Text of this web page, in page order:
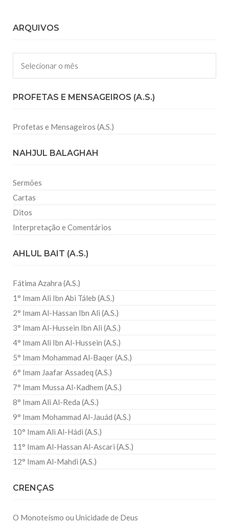
ARQUIVOS
Arquivos
PROFETAS E MENSAGEIROS (A.S.)
Profetas e Mensageiros (A.S.)
NAHJUL BALAGHAH
Sermões
Cartas
Ditos
Interpretação e Comentários
AHLUL BAIT (A.S.)
Fátima Azahra (A.S.)
1° Imam Ali Ibn Abi Táleb (A.S.)
2° Imam Al-Hassan Ibn Ali (A.S.)
3° Imam Al-Hussein Ibn Ali (A.S.)
4° Imam Ali Ibn Al-Hussein (A.S.)
5° Imam Mohammad Al-Baqer (A.S.)
6° Imam Jaafar Assadeq (A.S.)
7° Imam Mussa Al-Kadhem (A.S.)
8° Imam Ali Al-Reda (A.S.)
9° Imam Mohammad Al-Jauád (A.S.)
10° Imam Ali Al-Hádi (A.S.)
11° Imam Al-Hassan Al-Ascari (A.S.)
12° Imam Al-Mahdi (A.S.)
CRENÇAS
O Monoteísmo ou Unicidade de Deus